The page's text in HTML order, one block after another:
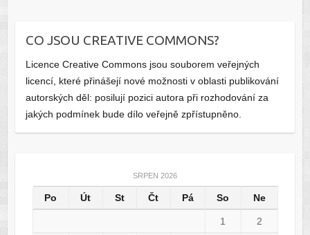
CO JSOU CREATIVE COMMONS?
Licence Creative Commons jsou souborem veřejných
licencí, které přinášejí nové možnosti v oblasti publikování
autorských děl: posilují pozici autora při rozhodování za
jakých podmínek bude dílo veřejně zpřístupněno.
SRPEN 2026
Po Út St Čt Pá So Ne
1 2